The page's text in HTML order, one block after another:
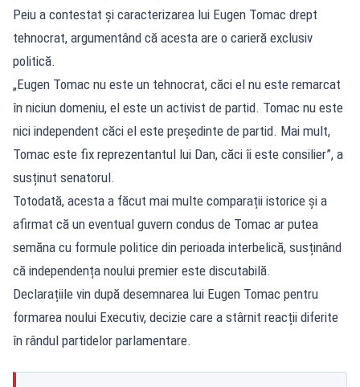
Peiu a contestat și caracterizarea lui Eugen Tomac drept
tehnocrat, argumentând că acesta are o carieră exclusiv
politică.
„Eugen Tomac nu este un tehnocrat, căci el nu este remarcat
în niciun domeniu, el este un activist de partid. Tomac nu este
nici independent căci el este preşedinte de partid. Mai mult,
Tomac este fix reprezentantul lui Dan, căci îi este consilier”, a
susținut senatorul.
Totodată, acesta a făcut mai multe comparații istorice și a
afirmat că un eventual guvern condus de Tomac ar putea
semăna cu formule politice din perioada interbelică, susținând
că independența noului premier este discutabilă.
Declarațiile vin după desemnarea lui Eugen Tomac pentru
formarea noului Executiv, decizie care a stârnit reacții diferite
în rândul partidelor parlamentare.